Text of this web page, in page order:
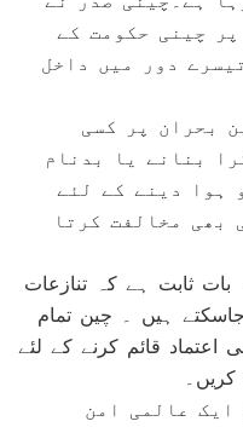
چینی حکومت کے
دور میں داخل
بحران پر کسی
بنانے یا بدنام
ہوا دینے کے لئے
بھی مخالفت کرتا
ثابت ہے کہ تنازعات
ہیں ۔ چین تمام
اعتماد قائم کرنے کے لئے
عالمی امن